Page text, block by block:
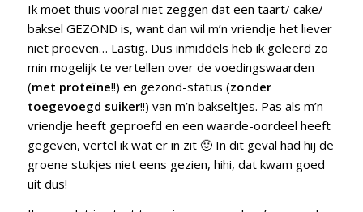
Ik moet thuis vooral niet zeggen dat een taart/ cake/
baksel GEZOND is, want dan wil m’n vriendje het liever
niet proeven… Lastig. Dus inmiddels heb ik geleerd zo
min mogelijk te vertellen over de voedingswaarden
(met proteïne!!) en gezond-status (zonder
toegevoegd suiker!!) van m’n bakseltjes. Pas als m’n
vriendje heeft geproefd en een waarde-oordeel heeft
gegeven, vertel ik wat er in zit 🙂 In dit geval had hij de
groene stukjes niet eens gezien, hihi, dat kwam goed
uit dus!